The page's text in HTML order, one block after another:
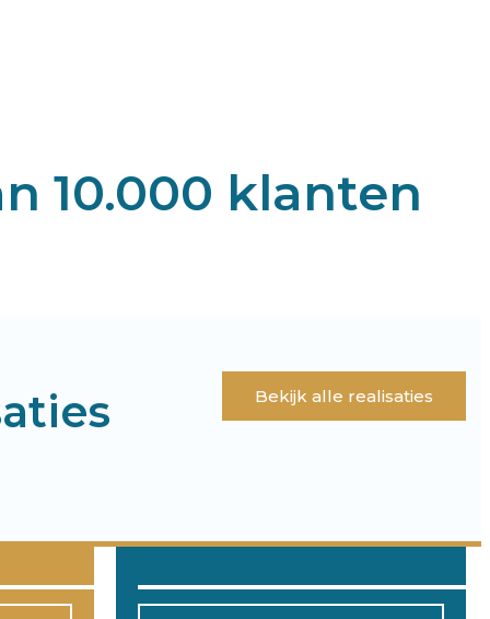
10.000 klanten
Bekijk alle realisaties